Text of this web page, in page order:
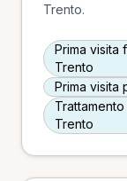
Trento.
Prima visita
Trento
Prima visita
Trento